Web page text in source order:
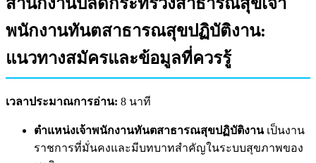
พนักงานทันตสาธารณสุขปฏิบัติงาน:
แนวทางสมัครและข้อมูลที่ควรรู้
เวลาประมาณการอ่าน: 8 นาที
ตำแหน่งเจ้าพนักงานทันตสาธารณสุขปฏิบัติงานเป็นงาน
ราชการที่มั่นคงและมีบทบาทสำคัญในระบบสุขภาพของ